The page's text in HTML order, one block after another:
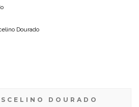
Dourado
DOURADO